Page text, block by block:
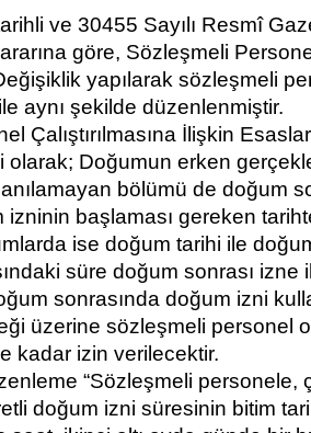
ve 30455 Sayılı Resmî
göre, Sözleşmeli Personel
yapılarak sözleşmeli
aynı şekilde düzenlenmiştir.
Çalıştırılmasına İlişkin
olarak; Doğumun erken
bölümü de doğum
izninin başlaması gereken
ise doğum tarihi ile
süre doğum sonrası izne
sonrasında doğum izni
üzerine sözleşmeli personel
kadar izin verilecektir.
“Sözleşmeli personele,
doğum izni süresinin bitim